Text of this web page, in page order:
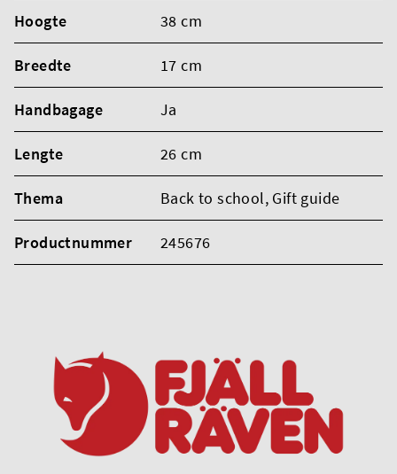
Hoogte 38 cm
Breedte 17 cm
Handbagage Ja
Lengte 26 cm
Thema Back to school, Gift guide
Productnummer 245676